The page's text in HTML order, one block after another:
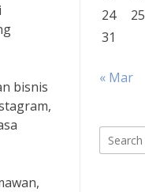
bisnis
24
25
31
« Mar
Search
for: